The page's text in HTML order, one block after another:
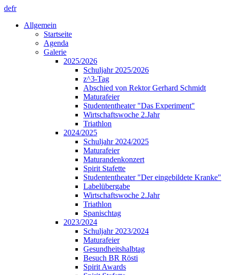
defr
Allgemein
Startseite
Agenda
Galerie
2025/2026
Schuljahr 2025/2026
z^3-Tag
Abschied von Rektor Gerhard Schmidt
Maturafeier
Studententheater "Das Experiment"
Wirtschaftswoche 2.Jahr
Triathlon
2024/2025
Schuljahr 2024/2025
Maturafeier
Maturandenkonzert
Spirit Stafette
Studententheater "Der eingebildete Kranke"
Labelübergabe
Wirtschaftswoche 2.Jahr
Triathlon
Spanischtag
2023/2024
Schuljahr 2023/2024
Maturafeier
Gesundheitshalbtag
Besuch BR Rösti
Spirit Awards